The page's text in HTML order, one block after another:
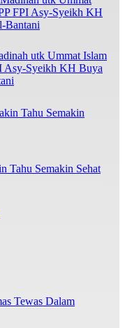
utk Ummat Islam
Asy-Syeikh KH Buya
Tahu Semakin Sehat